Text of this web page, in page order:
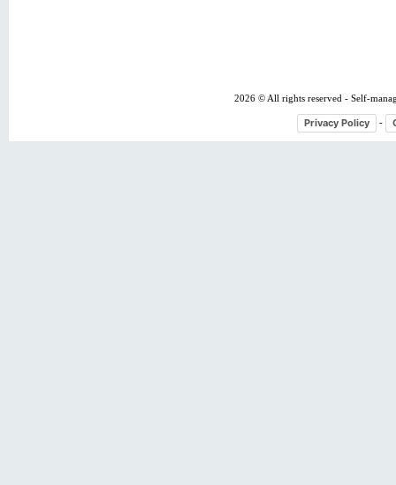
2026 © All rights reserved - Self-
Privacy Policy -